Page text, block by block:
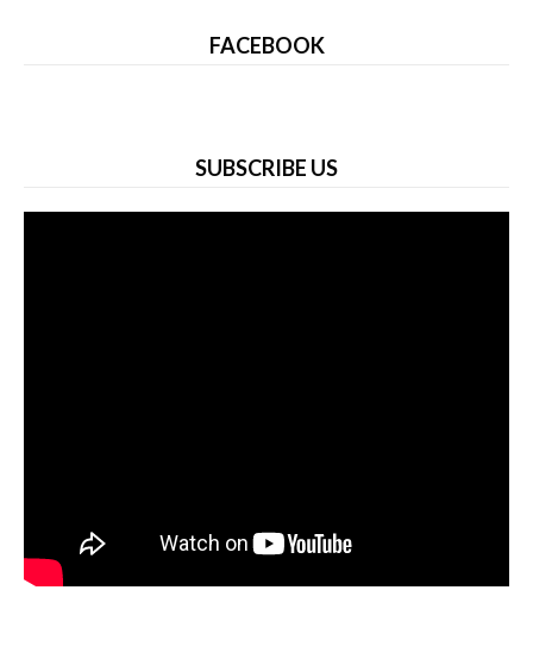
FACEBOOK
SUBSCRIBE US